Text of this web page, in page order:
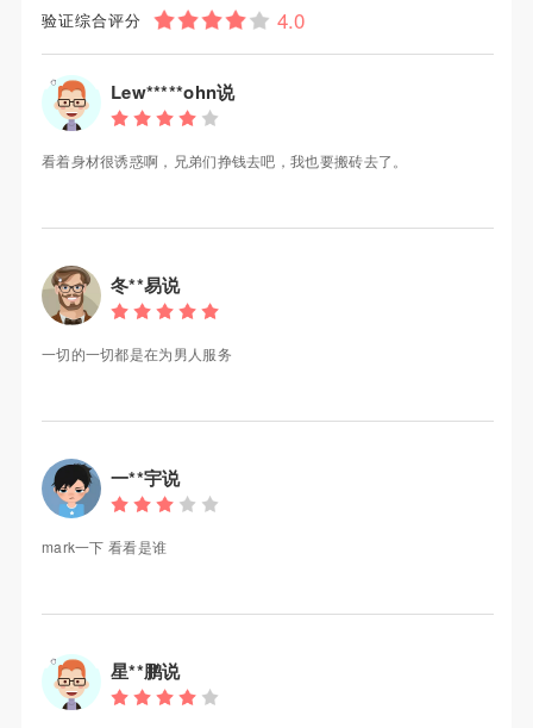
验证综合评分
Lew*****ohn说
看着身材很诱惑啊，兄弟们挣钱去吧，我也要搬砖去了。
冬**易说
一切的一切都是在为男人服务
一**宇说
mark一下 看看是谁
星**鹏说